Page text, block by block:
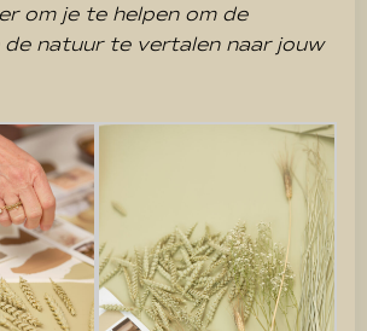
om je te helpen om de
de natuur te vertalen naar jouw